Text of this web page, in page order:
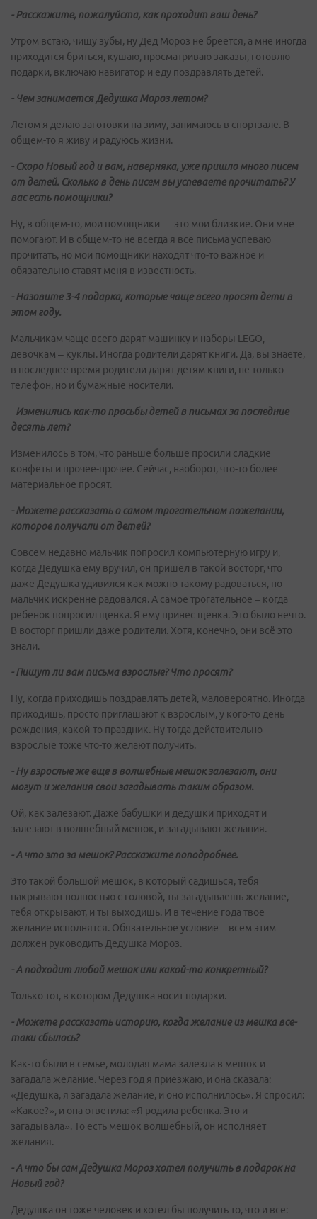
- Расскажите, пожалуйста, как проходит ваш день?
Утром встаю, чищу зубы, ну Дед Мороз не бреется, а мне иногда
приходится бриться, кушаю, просматриваю заказы, готовлю
подарки, включаю навигатор и еду поздравлять детей.
- Чем занимается Дедушка Мороз летом?
Летом я делаю заготовки на зиму, занимаюсь в спортзале. В
общем-то я живу и радуюсь жизни.
- Скоро Новый год и вам, наверняка, уже пришло много писем
от детей. Сколько в день писем вы успеваете прочитать? У
вас есть помощники?
Ну, в общем-то, мои помощники — это мои близкие. Они мне
помогают. И в общем-то не всегда я все письма успеваю
прочитать, но мои помощники находят что-то важное и
обязательно ставят меня в известность.
- Назовите 3-4 подарка, которые чаще всего просят дети в
этом году.
Мальчикам чаще всего дарят машинку и наборы LEGO,
девочкам – куклы. Иногда родители дарят книги. Да, вы знаете,
в последнее время родители дарят детям книги, не только
телефон, но и бумажные носители.
- Изменились как-то просьбы детей в письмах за последние
десять лет?
Изменилось в том, что раньше больше просили сладкие
конфеты и прочее-прочее. Сейчас, наоборот, что-то более
материальное просят.
- Можете рассказать о самом трогательном пожелании,
которое получали от детей?
Совсем недавно мальчик попросил компьютерную игру и,
когда Дедушка ему вручил, он пришел в такой восторг, что
даже Дедушка удивился как можно такому радоваться, но
мальчик искренне радовался. А самое трогательное – когда
ребенок попросил щенка. Я ему принес щенка. Это было нечто.
В восторг пришли даже родители. Хотя, конечно, они всё это
знали.
- Пишут ли вам письма взрослые? Что просят?
Ну, когда приходишь поздравлять детей, маловероятно. Иногда
приходишь, просто приглашают к взрослым, у кого-то день
рождения, какой-то праздник. Ну тогда действительно
взрослые тоже что-то желают получить.
- Ну взрослые же еще в волшебные мешок залезают, они
могут и желания свои загадывать таким образом.
Ой, как залезают. Даже бабушки и дедушки приходят и
залезают в волшебный мешок, и загадывают желания.
- А что это за мешок? Расскажите поподробнее.
Это такой большой мешок, в который садишься, тебя
накрывают полностью с головой, ты загадываешь желание,
тебя открывают, и ты выходишь. И в течение года твое
желание исполнятся. Обязательное условие – всем этим
должен руководить Дедушка Мороз.
- А подходит любой мешок или какой-то конкретный?
Только тот, в котором Дедушка носит подарки.
- Можете рассказать историю, когда желание из мешка все-
таки сбылось?
Как-то были в семье, молодая мама залезла в мешок и
загадала желание. Через год я приезжаю, и она сказала:
«Дедушка, я загадала желание, и оно исполнилось». Я спросил:
«Какое?», и она ответила: «Я родила ребенка. Это и
загадывала». То есть мешок волшебный, он исполняет
желания.
- А что бы сам Дедушка Мороз хотел получить в подарок на
Новый год?
Дедушка он тоже человек и хотел бы получить то, что и все: